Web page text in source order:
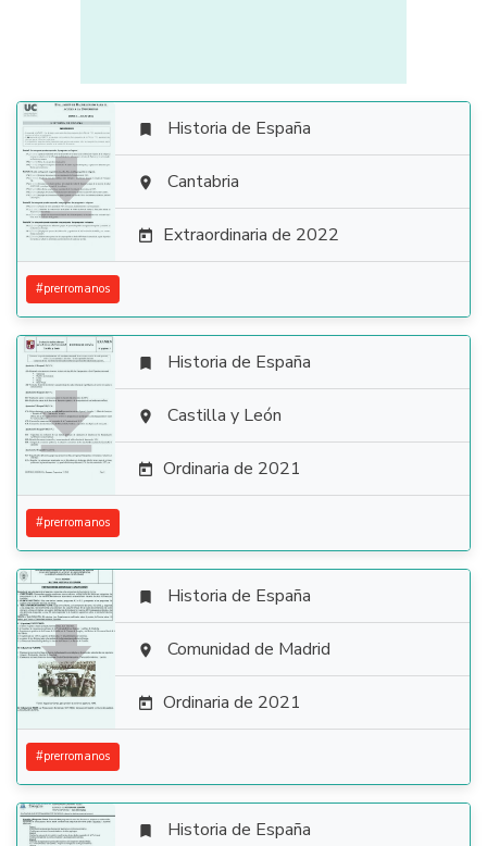

 Historia de España
 Cantabria
 Extraordinaria de 2022
#prerromanos

 Historia de España
 Castilla y León
 Ordinaria de 2021
#prerromanos

 Historia de España
 Comunidad de Madrid
 Ordinaria de 2021
#prerromanos
 Historia de España